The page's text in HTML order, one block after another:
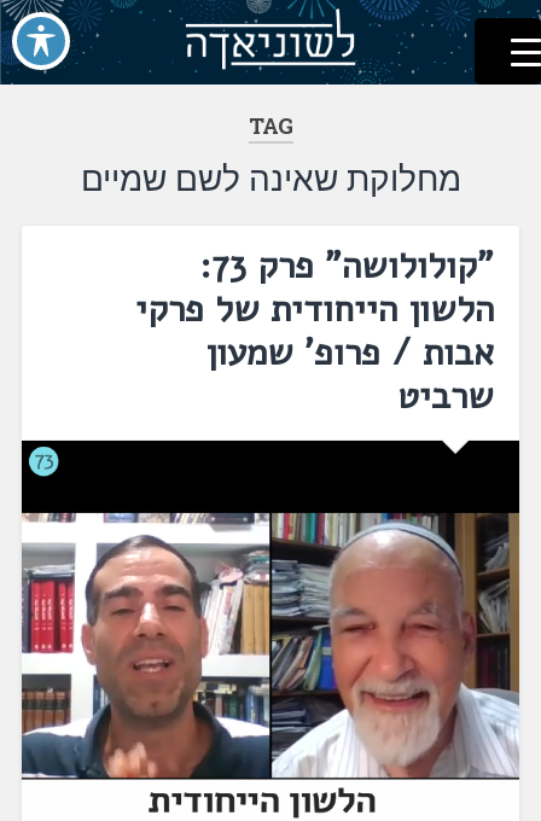
דלג
לתוכן
לשוניאדה
עברית. לשון. שפה
TAG
מחלוקת שאינה לשם שמיים
"קולולושה" פרק 73:
הלשון הייחודית של פרקי
אבות / פרופ' שמעון
שרביט